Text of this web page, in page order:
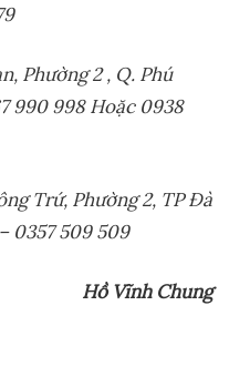
Phường 2 , Q. Phú
990 998 Hoặc 0938
Trứ, Phường 2, TP Đà
0357 509 509
Hồ Vĩnh Chung